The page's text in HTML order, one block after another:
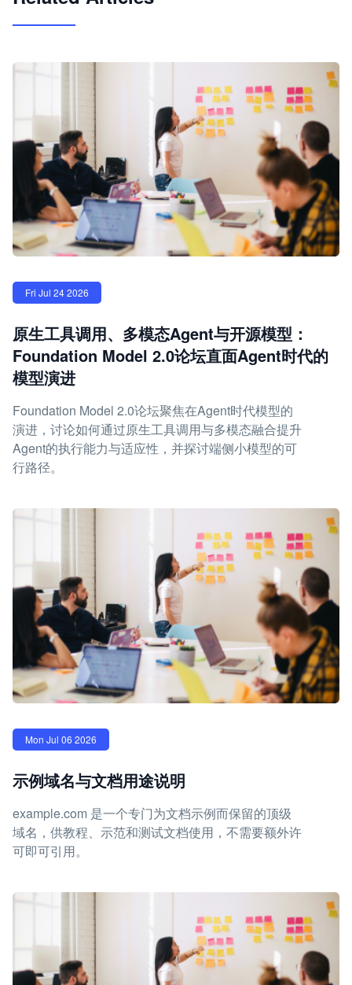
Fri Jul 24 2026
原生工具调用、多模态Agent与开源模型：
Foundation Model 2.0论坛直面Agent时代的
模型演进
Foundation Model 2.0论坛聚焦在Agent时代模型的
演进，讨论如何通过原生工具调用与多模态融合提升
Agent的执行能力与适应性，并探讨端侧小模型的可
行路径。
Mon Jul 06 2026
示例域名与文档用途说明
example.com 是一个专门为文档示例而保留的顶级
域名，供教程、示范和测试文档使用，不需要额外许
可即可引用。